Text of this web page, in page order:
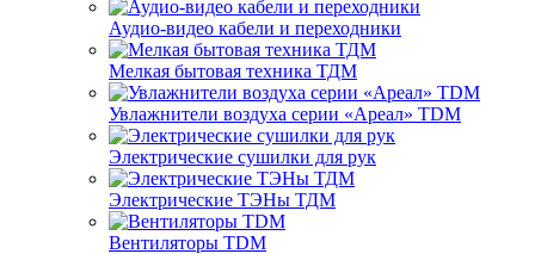
Аудио-видео кабели и переходники
Мелкая бытовая техника ТДМ
Увлажнители воздуха серии «Ареал» TDM
Электрические сушилки для рук
Электрические ТЭНы ТДМ
Вентиляторы TDM